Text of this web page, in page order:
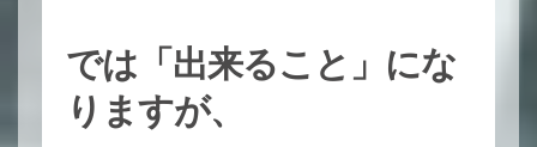
では「出来ること」にな
りますが、